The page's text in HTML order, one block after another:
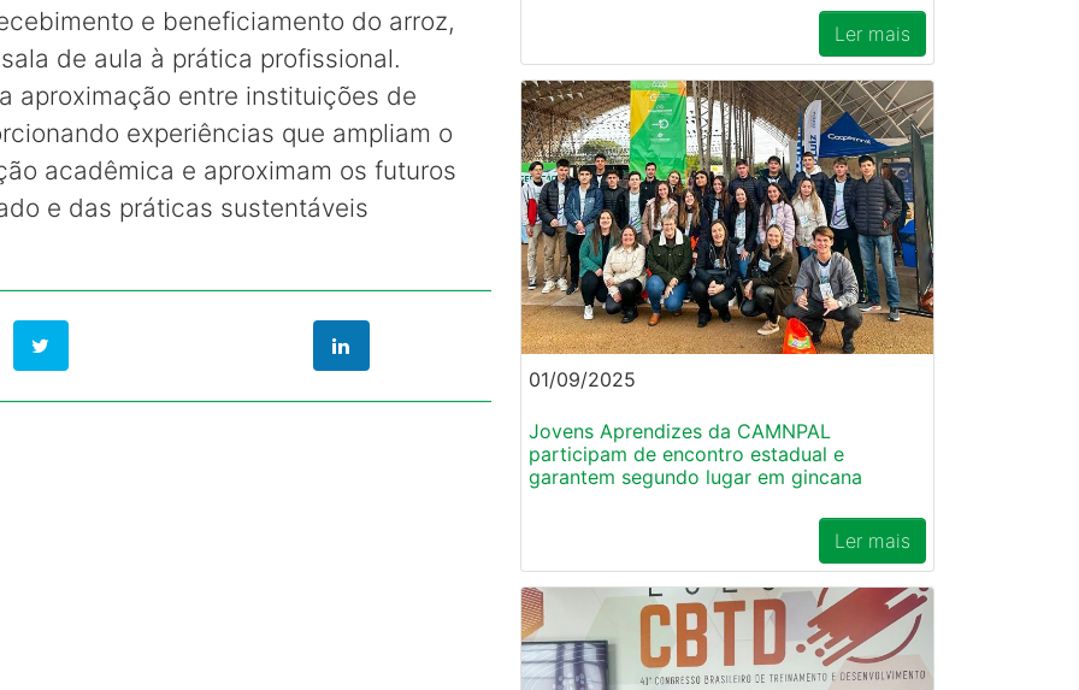
e beneficiamento do arroz,
de aula à prática profissional.
aproximação entre instituições de
experiências que ampliam o
acadêmica e aproximam os futuros
e das práticas sustentáveis
Ler mais
01/09/2025
Jovens Aprendizes da CAMNPAL
participam de encontro estadual e
garantem segundo lugar em gincana
Ler mais